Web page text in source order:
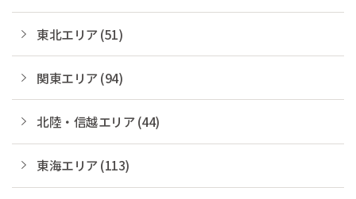
東北エリア (51)
関東エリア (94)
北陸・信越エリア (44)
東海エリア (113)